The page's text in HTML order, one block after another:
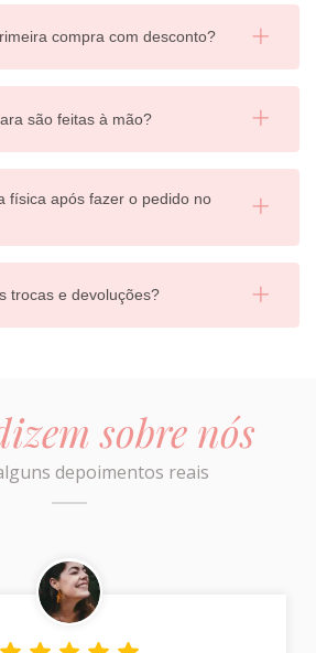
compra com desconto?
são feitas à mão?
física após fazer o pedido no
trocas e devoluções?
sobre nós
depoimentos reais